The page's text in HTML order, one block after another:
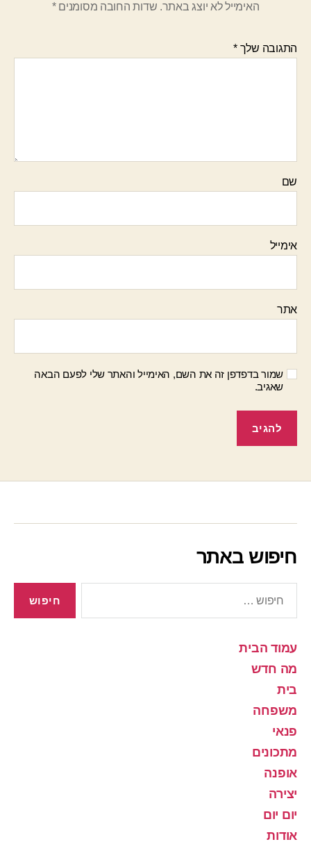
האימייל לא יוצג באתר. שדות החובה מסומנים*
התגובה שלך*
שם
אימייל
אתר
שמור בדפדפן זה את השם, האימייל והאתר שלי לפעם הבאה
שאגיב.
חיפוש באתר
עמוד הבית
מה חדש
בית
משפחה
פנאי
מתכונים
אופנה
יצירה
יום יום
אודות